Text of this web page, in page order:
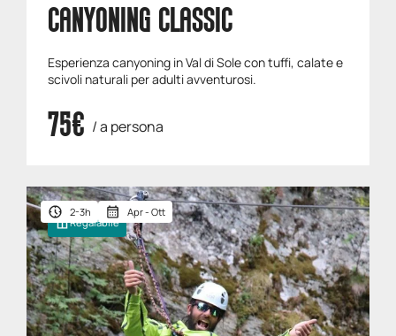
CANYONING CLASSIC
Esperienza canyoning in Val di Sole con tuffi, calate e
scivoli naturali per adulti avventurosi.
75€ / a persona
Regalabile
2-3h Apr - Ott